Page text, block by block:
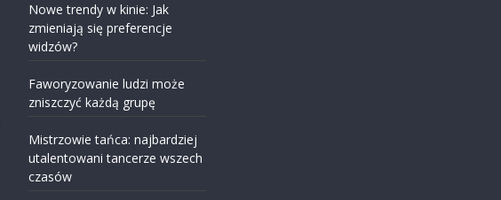
Nowe trendy w kinie: Jak
zmieniają się preferencje
widzów?
Faworyzowanie ludzi może
zniszczyć każdą grupę
Mistrzowie tańca: najbardziej
utalentowani tancerze wszech
czasów